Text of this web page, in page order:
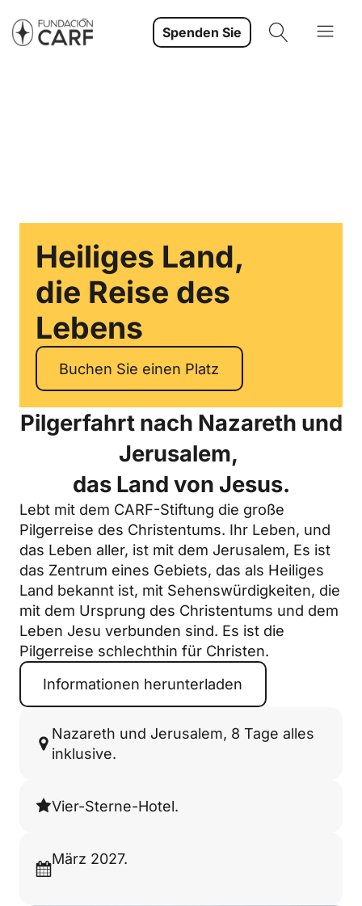
Spenden Sie
Heiliges Land,
die Reise des
Lebens
Buchen Sie einen Platz
Pilgerfahrt nach Nazareth und
Jerusalem,
das Land von Jesus.
Lebt mit dem CARF-Stiftung die große
Pilgerreise des Christentums. Ihr Leben, und
das Leben aller, ist mit dem Jerusalem, Es ist
das Zentrum eines Gebiets, das als Heiliges
Land bekannt ist, mit Sehenswürdigkeiten, die
mit dem Ursprung des Christentums und dem
Leben Jesu verbunden sind. Es ist die
Pilgerreise schlechthin für Christen.
Informationen herunterladen
Nazareth und Jerusalem, 8 Tage alles
inklusive.
Vier-Sterne-Hotel.
März 2027.